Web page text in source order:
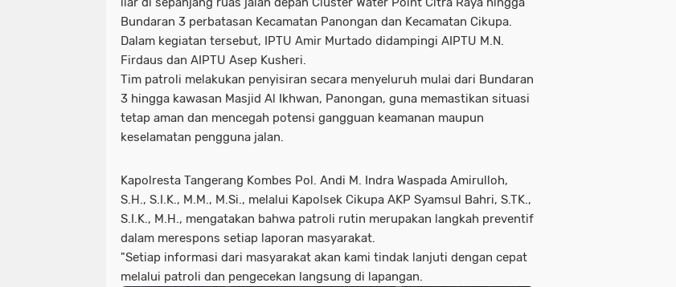
Bundaran 3 perbatasan Kecamatan Panongan dan Kecamatan Cikupa.
Dalam kegiatan tersebut, IPTU Amir Murtado didampingi AIPTU M.N.
Firdaus dan AIPTU Asep Kusheri.
Tim patroli melakukan penyisiran secara menyeluruh mulai dari Bundaran
3 hingga kawasan Masjid Al Ikhwan, Panongan, guna memastikan situasi
tetap aman dan mencegah potensi gangguan keamanan maupun
keselamatan pengguna jalan.
Kapolresta Tangerang Kombes Pol. Andi M. Indra Waspada Amirulloh,
S.H., S.I.K., M.M., M.Si., melalui Kapolsek Cikupa AKP Syamsul Bahri, S.TK.,
S.I.K., M.H., mengatakan bahwa patroli rutin merupakan langkah preventif
dalam merespons setiap laporan masyarakat.
"Setiap informasi dari masyarakat akan kami tindak lanjuti dengan cepat
melalui patroli dan pengecekan langsung di lapangan.